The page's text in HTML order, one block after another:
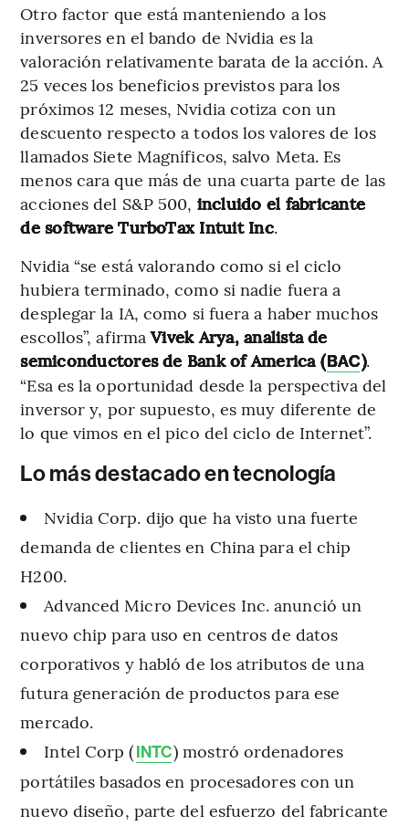
Otro factor que está manteniendo a los
inversores en el bando de Nvidia es la
valoración relativamente barata de la acción. A
25 veces los beneficios previstos para los
próximos 12 meses, Nvidia cotiza con un
descuento respecto a todos los valores de los
llamados Siete Magníficos, salvo Meta. Es
menos cara que más de una cuarta parte de las
acciones del S&P 500, incluido el fabricante
de software TurboTax Intuit Inc.
Nvidia “se está valorando como si el ciclo
hubiera terminado, como si nadie fuera a
desplegar la IA, como si fuera a haber muchos
escollos”, afirmaVivek Arya, analista de
semiconductores de Bank of America (BAC).
“Esa es la oportunidad desde la perspectiva del
inversor y, por supuesto, es muy diferente de
lo que vimos en el pico del ciclo de Internet”.
Lo más destacado en tecnología
Nvidia Corp. dijo que ha visto una fuerte
demanda de clientes en China para el chip
H200.
Advanced Micro Devices Inc. anunció un
nuevo chip para uso en centros de datos
corporativos y habló de los atributos de una
futura generación de productos para ese
mercado.
Intel Corp (INTC) mostró ordenadores
portátiles basados en procesadores con un
nuevo diseño, parte del esfuerzo del fabricante